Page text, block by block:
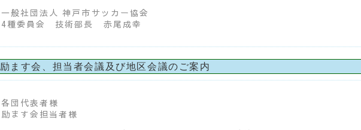
一般社団法人 神戸市サッカー協会
4種委員会 技術部長 赤尾成幸
励ます会、担当者会議及び地区会議のご案内
各団代表者様
励ます会担当者様